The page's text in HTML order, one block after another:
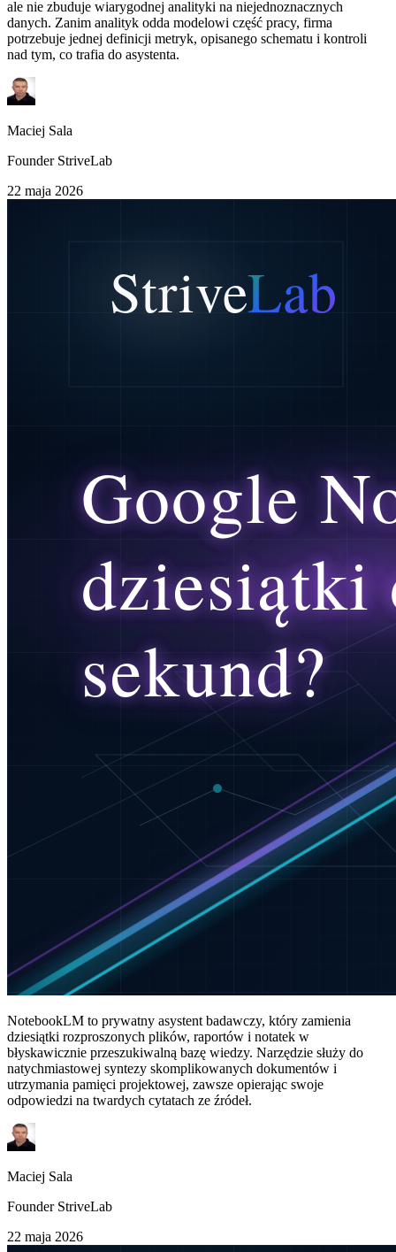
ale nie zbuduje wiarygodnej analityki na niejednoznacznych
danych. Zanim analityk odda modelowi część pracy, firma
potrzebuje jednej definicji metryk, opisanego schematu i kontroli
nad tym, co trafia do asystenta.
Maciej Sala
Founder StriveLab
22 maja 2026
NotebookLM to prywatny asystent badawczy, który zamienia
dziesiątki rozproszonych plików, raportów i notatek w
błyskawicznie przeszukiwalną bazę wiedzy. Narzędzie służy do
natychmiastowej syntezy skomplikowanych dokumentów i
utrzymania pamięci projektowej, zawsze opierając swoje
odpowiedzi na twardych cytatach ze źródeł.
Maciej Sala
Founder StriveLab
22 maja 2026